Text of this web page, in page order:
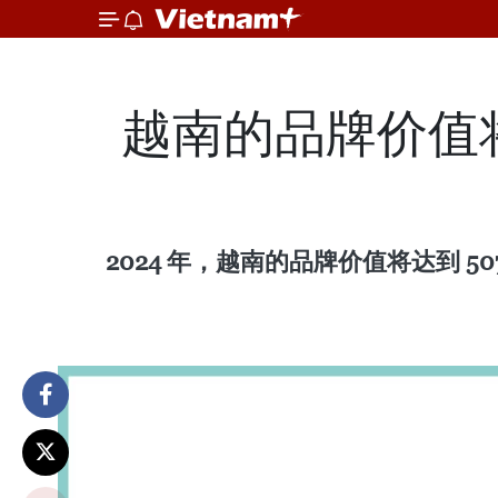
越南的品牌价
2024 年，越南的品牌价值将达到